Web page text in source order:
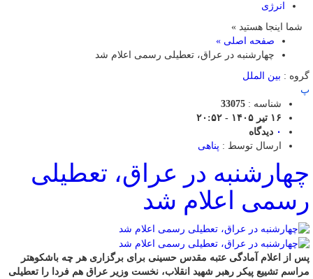
انرژی
شما اینجا هستید »
صفحه اصلی »
چهارشنبه در عراق، تعطیلی رسمی اعلام شد
گروه : بین الملل
پ
شناسه : 33075
۱۶ تیر ۱۴۰۵ - ۲۰:۵۲
۰ دیدگاه
ارسال توسط : پناهی
چهارشنبه در عراق، تعطیلی
رسمی اعلام شد
پس از اعلام آمادگی عتبه مقدس حسینی برای برگزاری هر چه باشکوهتر
مراسم تشییع پیکر رهبر شهید انقلاب، نخست وزیر عراق هم فردا را تعطیلی